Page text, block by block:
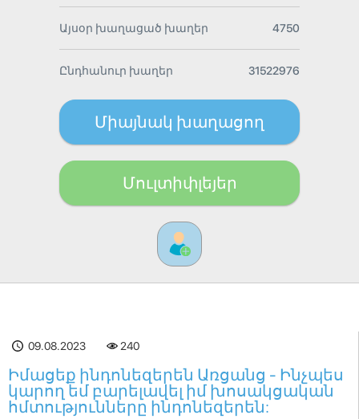
Այսօր խաղացած խաղեր 4750
Ընդհանուր խաղեր 31522976
Միայնակ խաղացող
Մուլտիփլեյեր
09.08.2023 240
Իմացեք ինդոնեզերեն Առցանց - Ինչպես
կարող եմ բարելավել իմ խոսակցական
հմտությունները ինդոնեզերեն: